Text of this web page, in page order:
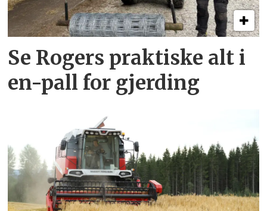
Se Rogers praktiske alt i
en-pall for gjerding